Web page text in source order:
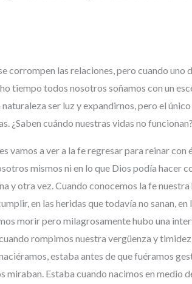
corrompen las relaciones, pero cuando uno
tiempo todos nosotros soñamos con un
ser luz y expandirnos, pero el
¿Saben cuándo nuestras vidas no
vamos a ver a la fe regresar para reinar
mismos ni en lo que Dios podía
y otra vez. Cuando conocemos la fe
en las heridas que todavía no sanan,
morir pero milagrosamente hubo una
rompimos nuestra vergüenza y
estaba antes de que fuéramos
Estaba cuando nacimos en medio